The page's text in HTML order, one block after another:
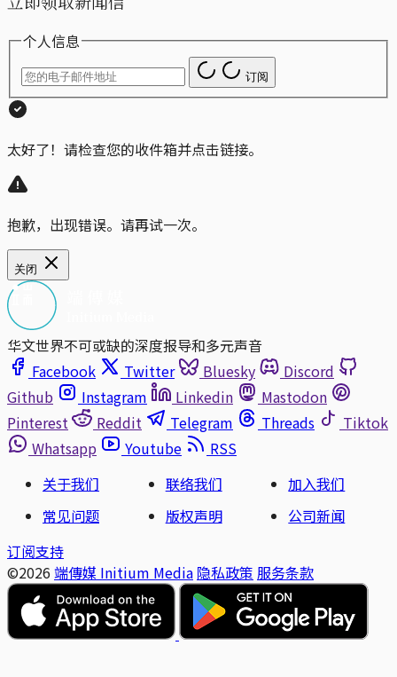
个人信息
订阅
太好了！请检查您的收件箱并点击链接。
抱歉，出现错误。请再试一次。
关闭
华文世界不可或缺的深度报导和多元声音
Facebook
Twitter Bluesky
Discord
Github
Instagram Linkedin
Mastodon
Pinterest
Reddit Telegram Threads
Tiktok
Whatsapp
Youtube
RSS
关于我们
联络我们
加入我们
常见问题
版权声明
公司新闻
订阅支持
©2026 端傳媒 Initium Media 隐私政策 服务条款